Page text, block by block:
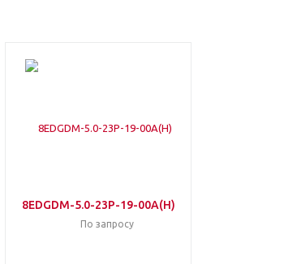
8EDGDM-5.0-23P-19-00A(H)
По запросу